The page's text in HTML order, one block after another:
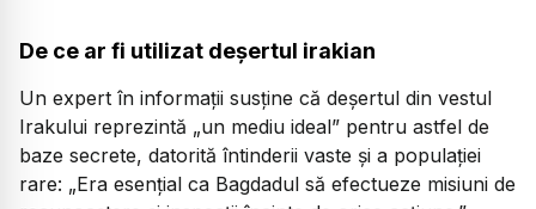
De ce ar fi utilizat deșertul irakian
Un expert în informații susține că deșertul din vestul
Irakului reprezintă „un mediu ideal” pentru astfel de
baze secrete, datorită întinderii vaste și a populației
rare: „Era esențial ca Bagdadul să efectueze misiuni de